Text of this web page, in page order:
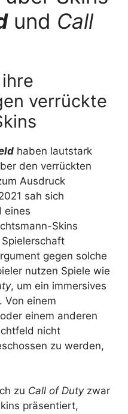
und Call
verrückte
haben lautstark
den verrückten
Ausdruck
sah sich
eines
Skins
gegen solche
nutzen Spiele wie
, um ein immersives
Von einem
einem anderen
nicht
zu werden,
zu Call of Dutyzwar
präsentiert,